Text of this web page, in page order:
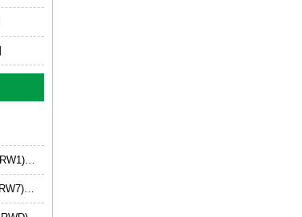
TMRW1(DMRW1)系列
TMRW7(TMRW7)系列